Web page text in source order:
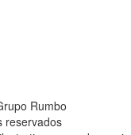
Rumbo
reservados